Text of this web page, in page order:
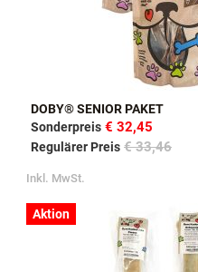
DOBY® SENIOR PAKET
Sonderpreis € 32,45
Regulärer Preis € 33,46
Inkl. MwSt.
Aktion